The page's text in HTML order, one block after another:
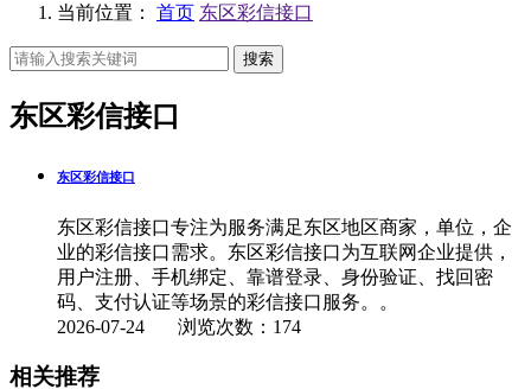
当前位置： 首页 东区彩信接口
搜索
东区彩信接口
东区彩信接口
东区彩信接口专注为服务满足东区地区商家，单位，企
业的彩信接口需求。东区彩信接口为互联网企业提供，
用户注册、手机绑定、靠谱登录、身份验证、找回密
码、支付认证等场景的彩信接口服务。。
2026-07-24 浏览次数：174
相关推荐